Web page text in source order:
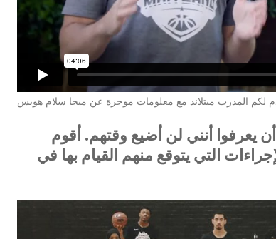
لكم المدرب ميتلاند مع معلومات موجزة عن ميجا سلام هوبس
أنني لن أضيع وقتهم. أقوم
التي يتوقع منهم القيام بها في